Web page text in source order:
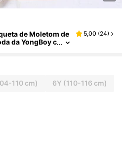
de Moletom de
da YongBoy c
5,00 (24)
110 cm) 6Y (110-116 cm)